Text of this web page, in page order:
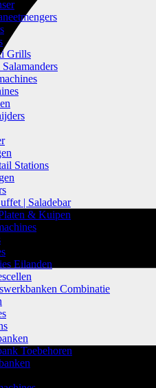
Grills
Stations
| Saladebar
& Kuipen
Eilanden
Combinatie
Toebehoren